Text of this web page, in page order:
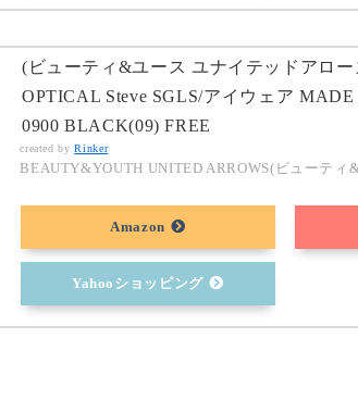
(ビューティ&ユース ユナイテッドアロ
OPTICAL Steve SGLS/アイウェア
0900 BLACK(09) FREE
created byRinker
BEAUTY&YOUTH UNITED ARROWS(ビューティ
Amazon
Yahooショッピング